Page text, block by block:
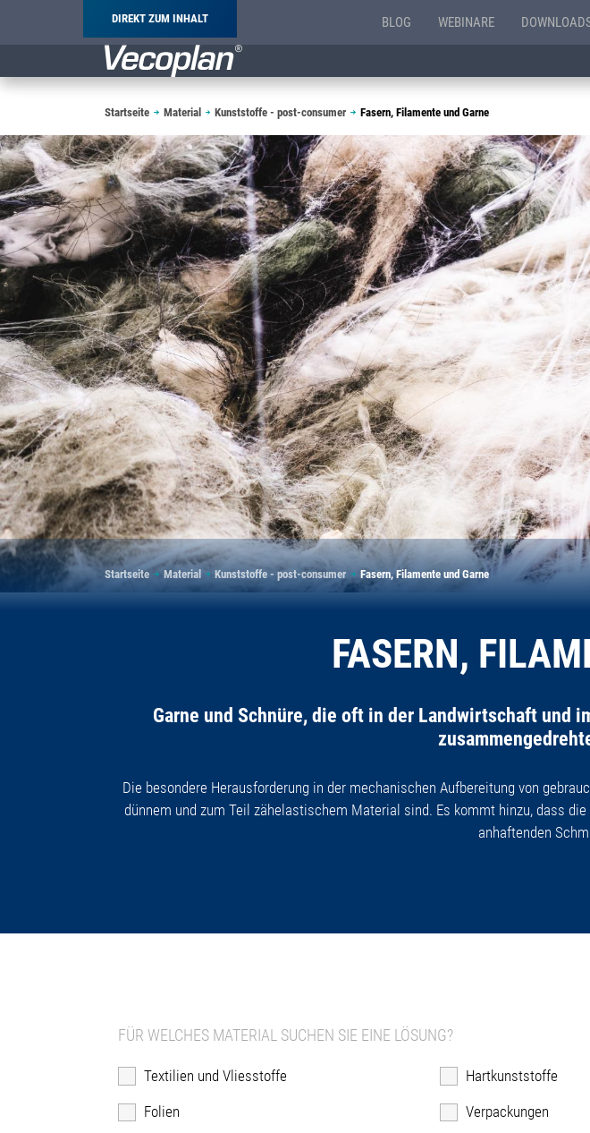
DIREKT ZUM INHALT BLOG WEBINARE
Pfadnavigation
Startseite Material Kunststoffe - post-consumer Fasern, Filamente und Garne
Pfadnavigation
Startseite Material Kunststoffe - post-consumer Fasern, Filamente und Garne
FASERN,
Garne und Schnüre, die oft in der Landwirtschaft und
Die besondere Herausforderung in der mechanischen Aufbereitung von
dünnem und zum Teil zähelastischem Material sind. Es kommt hinzu, dass
anhaftenden
FÜR WELCHES MATERIAL SUCHEN SIE EINE LÖSUNG?
Textilien und Vliesstoffe Hartkunststoffe
Folien Verpackungen